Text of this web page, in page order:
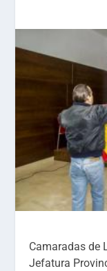
Camaradas de
Jefatura